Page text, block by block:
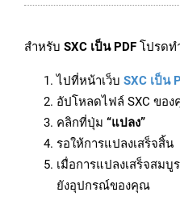
สำหรับ SXC เป็น PDF โปรดท
ไปที่หน้าเว็บ SXC เป็น
อัปโหลดไฟล์ SXC ข
คลิกที่ปุ่ม “แปลง”
รอให้การแปลงเสร็จสิ้น
เมื่อการแปลงเสร็จสม
ยังอุปกรณ์ของคุณ